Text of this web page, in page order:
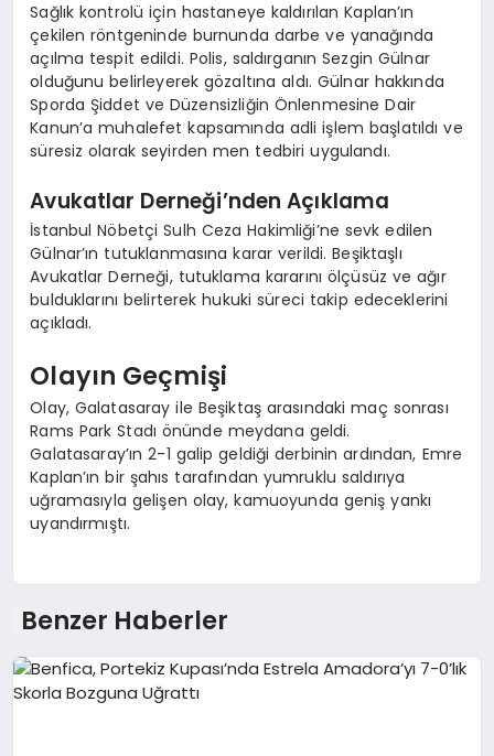
DIĞER
Sağlık kontrolü için hastaneye kaldırılan Kaplan’ın
çekilen röntgeninde burnunda darbe ve yanağında
açılma tespit edildi. Polis, saldırganın Sezgin Gülnar
olduğunu belirleyerek gözaltına aldı. Gülnar hakkında
Sporda Şiddet ve Düzensizliğin Önlenmesine Dair
Kanun’a muhalefet kapsamında adli işlem başlatıldı ve
süresiz olarak seyirden men tedbiri uygulandı.
Avukatlar Derneği’nden Açıklama
İstanbul Nöbetçi Sulh Ceza Hakimliği’ne sevk edilen
Gülnar’ın tutuklanmasına karar verildi. Beşiktaşlı
Avukatlar Derneği, tutuklama kararını ölçüsüz ve ağır
bulduklarını belirterek hukuki süreci takip edeceklerini
açıkladı.
Olayın Geçmişi
Olay, Galatasaray ile Beşiktaş arasındaki maç sonrası
Rams Park Stadı önünde meydana geldi.
Galatasaray’ın 2-1 galip geldiği derbinin ardından, Emre
Kaplan’ın bir şahıs tarafından yumruklu saldırıya
uğramasıyla gelişen olay, kamuoyunda geniş yankı
uyandırmıştı.
Benzer Haberler